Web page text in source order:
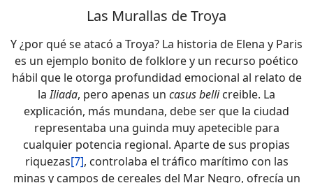
Las Murallas de Troya
Y ¿por qué se atacó a Troya? La historia de Elena y Paris
es un ejemplo bonito de folklore y un recurso poético
hábil que le otorga profundidad emocional al relato de
laIliada, pero apenas un casus bellicreible. La
explicación, más mundana, debe ser que la ciudad
representaba una guinda muy apetecible para
cualquier potencia regional. Aparte de sus propias
riquezas[7], controlaba el tráfico marítimo con las
minas y campos de cereales del Mar Negro, ofrecía un